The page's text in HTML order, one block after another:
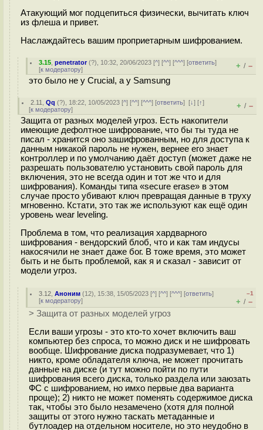
Атакующий мог подцепиться физически, вычитать ключ
из флеша и привет.
Наслаждайтесь вашим проприетарным шифрованием.
3.15 ,penetrator(?), 10:32, 20/06/2023 [^] [^^] [^^^] [ответить]
[к модератору] + / –
это было не у Crucial, а у Samsung
2.11 ,Qq (?), 18:22, 10/05/2023 [^] [^^] [^^^] [ответить][↓] [↑]
[к модератору] + / –
Защита от разных моделей угроз. Есть накопители
имеющие дефолтное шифрование, что бы ты туда не
писал - хранится оно зашифрованным, но для доступа к
данным никакой пароль не нужен, вернее его знает
контроллер и по умолчанию даёт доступ (может даже не
разрешать пользователю установить свой пароль для
включения, это не всегда один и тот же что и для
шифрования). Команды типа «secure erase» в этом
случае просто убивают ключ превращая данные в труху
мгновенно. Кстати, это так же используют как ещё один
уровень wear leveling.
Проблема в том, что реализация хардварного
шифрования - вендорский блоб, что и как там индусы
накосячили не знает даже бог. В тоже время, это может
быть и не быть проблемой, как я и сказал - зависит от
модели угроз.
3.12 ,Аноним (12), 15:38, 15/05/2023 [^] [^^] [^^^] [ответить]
[к модератору]
–1
+ / –
> Защита от разных моделей угроз
Если ваши угрозы - это кто-то хочет включить ваш
компьютер без спроса, то можно диск и не шифровать
вообще. Шифрование диска подразумевает, что 1)
никто, кроме обладателя ключа, не может прочитать
данные на диске (и тут можно пойти по пути
шифрования всего диска, только раздела или заюзать
ФС с шифрованием, но имхо первые два варианта
проще); 2) никто не может поменять содержимое диска
так, чтобы это было незамечено (хотя для полной
защиты от этого нужно таскать метаданные и
бутлоадер на отдельном носителе, но это неудобно в